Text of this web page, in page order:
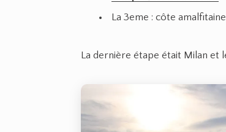
La 3eme : côte
La dernière étape était Milan et